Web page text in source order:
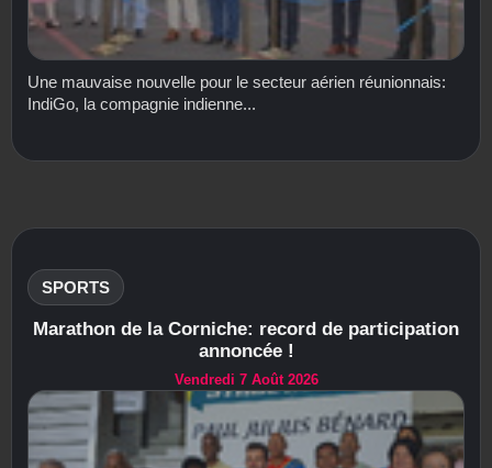
Une mauvaise nouvelle pour le secteur aérien réunionnais:
IndiGo, la compagnie indienne...
SPORTS
Marathon de la Corniche: record de participation
annoncée !
Vendredi 7 Août 2026